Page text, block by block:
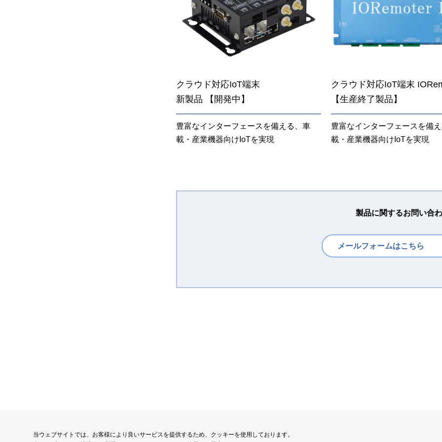
クラウド対応IoT端末
新製品 【開発中】
豊富なインターフェースを備える、車
載・産業機器向けIoTを実現
クラウド対応IoT端末
【生産終了製品】
豊富なインターフェースを備
載・産業機器向けIoTを実現
製品に関するお問い合
メールフォームはこちら
当ウェブサイトでは、お客様により良いサービスを提供するため、クッキーを使用しております。